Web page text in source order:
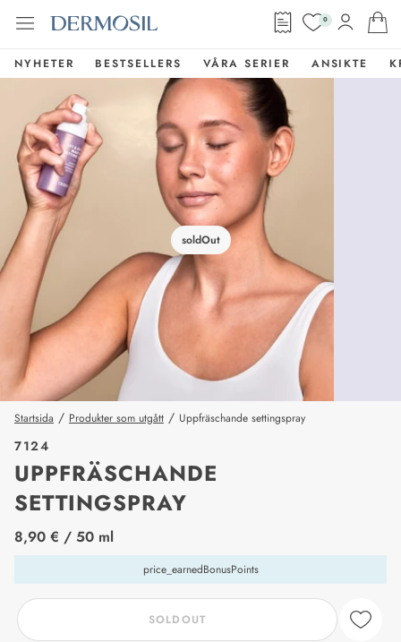
0
NYHETER BESTSELLERS VÅRA SERIER ANSIKTE
soldOut
Startsida / Produkter som utgått / Uppfräschande settingspray
7124
UPPFRÄSCHANDE
SETTINGSPRAY
price_label
8,90 € / 50 ml
price_earnedBonusPoints
SOLDOUT